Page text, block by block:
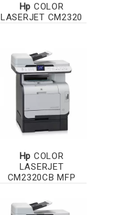
Hp COLOR
LASERJET CM2320
Hp COLOR
LASERJET
CM2320CB MFP